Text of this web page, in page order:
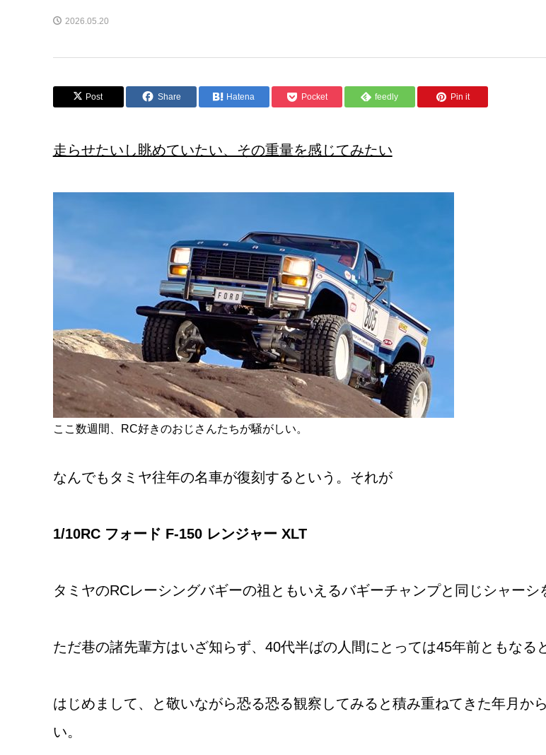
2026.05.20
Post Share Hatena Pocket feedly Pin it
走らせたいし眺めていたい、その重量を感じてみたい
ここ数週間、RC好きのおじさんたちが騒がしい。
なんでもタミヤ往年の名車が復刻するという。それが
1/10RC フォード F-150 レンジャー XLT
タミヤのRCレーシングバギーの祖ともいえるバギーチャンプと同じシャー
ただ巷の諸先輩方はいざ知らず、40代半ばの人間にとっては45年前ともなる
はじめまして、と敬いながら恐る恐る観察してみると積み重ねてきた年月か
い。